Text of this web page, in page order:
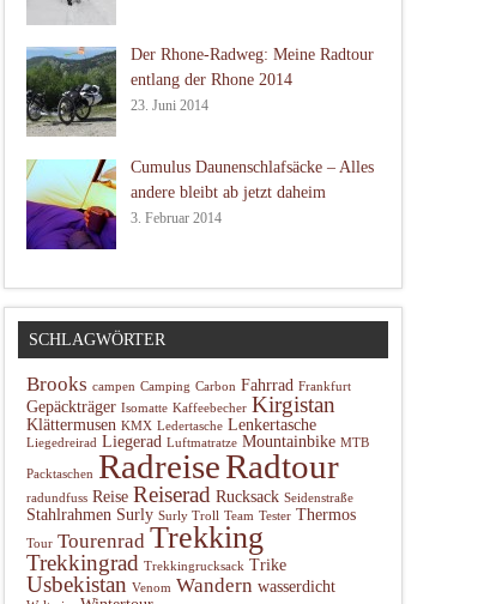
Der Rhone-Radweg: Meine Radtour
entlang der Rhone 2014
23. Juni 2014
Cumulus Daunenschlafsäcke – Alles
andere bleibt ab jetzt daheim
3. Februar 2014
SCHLAGWÖRTER
Brooks campen Camping Carbon Fahrrad Frankfurt
Gepäckträger Isomatte Kaffeebecher Kirgistan
Klättermusen KMX Ledertasche Lenkertasche
Liegedreirad Liegerad Luftmatratze Mountainbike MTB
Packtaschen RadreiseRadtour
radundfuss Reise Reiserad Rucksack Seidenstraße
Stahlrahmen Surly Surly Troll Team Tester Thermos
Tour Tourenrad Trekking
Trekkingrad Trekkingrucksack Trike
Usbekistan Venom Wandern wasserdicht